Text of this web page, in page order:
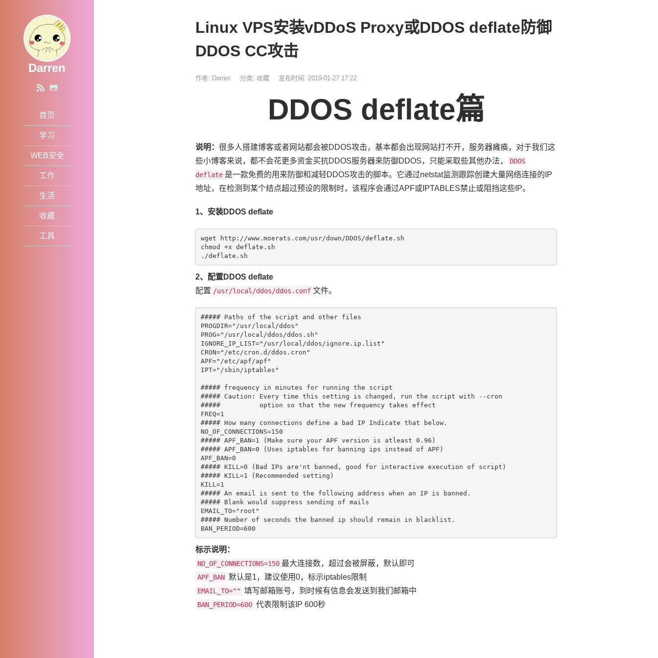
Darren
首页
学习
WEB安全
工作
生活
收藏
工具
Linux VPS安装vDDoS Proxy或DDOS deflate防御
DDOS CC攻击
作者: Darren 分类: 收藏 发布时间: 2019-01-27 17:22
DDOS deflate篇
说明： 很多人搭建博客或者网站都会被DDOS攻击，基本都会出现网站打不开，服务器瘫痪，对于我们这
些小博客来说，都不会花更多资金买抗DDOS服务器来防御DDOS，只能采取些其他办法，
DDOS
deflate 是一款免费的用来防御和减轻DDOS攻击的脚本。它通过netstat监测跟踪创建大量网络连接的IP
地址，在检测到某个结点超过预设的限制时，该程序会通过APF或IPTABLES禁止或阻挡这些IP。
1、安装DDOS deflate
wget http://www.moerats.com/usr/down/DDOS/deflate.sh
chmod +x deflate.sh
2、配置DDOS deflate
配置 /usr/local/ddos/ddos.conf 文件。
##### Paths of the script and other files
PROGDIR="/usr/local/ddos"
PROG="/usr/local/ddos/ddos.sh"
IGNORE_IP_LIST="/usr/local/ddos/ignore.ip.list"
CRON="/etc/cron.d/ddos.cron"
APF="/etc/apf/apf"
##### frequency in minutes for running the script
##### Caution: Every time this setting is changed, run the script with --cron
#####          option so that the new frequency takes effect
##### How many connections define a bad IP Indicate that below.
##### APF_BAN=1 (Make sure your APF version is atleast 0.96)
##### APF_BAN=0 (Uses iptables for banning ips instead of APF)
##### KILL=0 (Bad IPs are'nt banned, good for interactive execution of script)
##### KILL=1 (Recommended setting)
##### An email is sent to the following address when an IP is banned.
##### Blank would suppress sending of mails
##### Number of seconds the banned ip should remain in blacklist.
标示说明：
NO_OF_CONNECTIONS=150 最大连接数，超过会被屏蔽，默认即可
APF_BAN 默认是1，建议使用0，标示iptables限制
EMAIL_TO="" 填写邮箱账号，到时候有信息会发送到我们邮箱中
BAN_PERIOD=600 代表限制该IP 600秒